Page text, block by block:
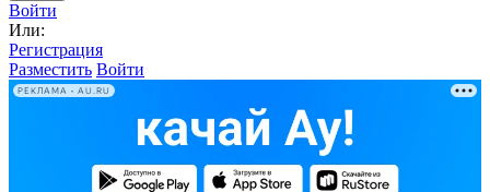
Войти
Или:
Регистрация
Разместить Войти
РЕКЛАМА • AU.RU